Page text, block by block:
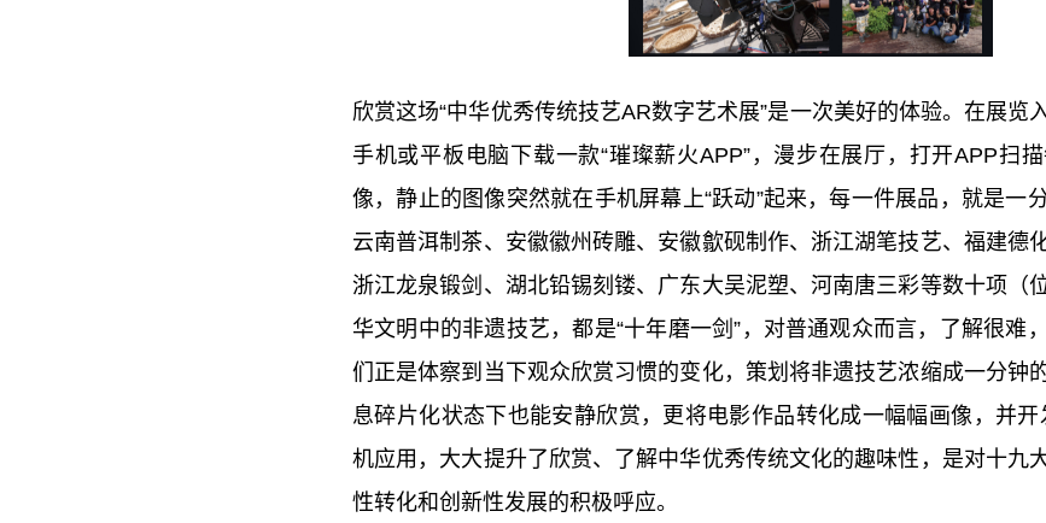
欣赏这场“中华优秀传统技艺AR数字艺术展”是一次美好的体验。在展览
手机或平板电脑下载一款“璀璨薪火APP”，漫步在展厅，打开APP扫
像，静止的图像突然就在手机屏幕上“跃动”起来，每一件展品，就是一
云南普洱制茶、安徽徽州砖雕、安徽歙砚制作、浙江湖笔技艺、福建德
浙江龙泉锻剑、湖北铅锡刻镂、广东大吴泥塑、河南唐三彩等数十项（
华文明中的非遗技艺，都是“十年磨一剑”，对普通观众而言，了解很难
们正是体察到当下观众欣赏习惯的变化，策划将非遗技艺浓缩成一分钟
息碎片化状态下也能安静欣赏，更将电影作品转化成一幅幅画像，并
机应用，大大提升了欣赏、了解中华优秀传统文化的趣味性，是对十九
性转化和创新性发展的积极呼应。